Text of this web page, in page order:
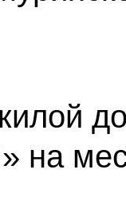
на